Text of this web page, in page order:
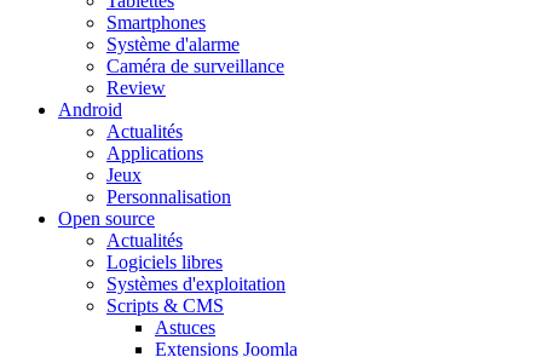
Smartphones
Système d'alarme
Caméra de surveillance
Review
Android
Actualités
Applications
Jeux
Personnalisation
Open source
Actualités
Logiciels libres
Systèmes d'exploitation
Scripts & CMS
Astuces
Extensions Joomla